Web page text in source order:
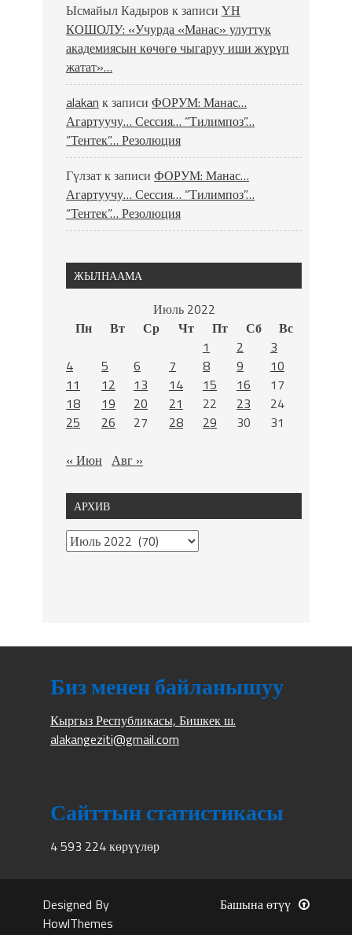
Ысмайыл Кадыров к записи ҮН
КОШОЛУ: «Учурда «Манас» улуттук
академиясын көчөгө чыгаруу иши жүрүп
жатат»…
alakan к записи ФОРУМ: Манас…
Агартуучу… Сессия… “Тилимпоз”…
“Тентек”… Резолюция
Гүлзатк записи ФОРУМ: Манас…
Агартуучу… Сессия… “Тилимпоз”…
“Тентек”… Резолюция
ЖЫЛНААМА
Июль 2022
Пн
Вт Ср Чт Пт Сб
Вс
1
2
3
4
5 6 7 8 9
10
11
12 13 14 15 16
17
18
19 20 21 22 23
24
25
26 27 28 29 30
31
« Июн Авг »
АРХИВ
Биз менен байланышуу
Кыргыз Республикасы, Бишкек ш.
alakangeziti@gmail.com
Сайттын статистикасы
4 593 224 көрүүлөр
Designed By
HowlThemes
Башына өтүү